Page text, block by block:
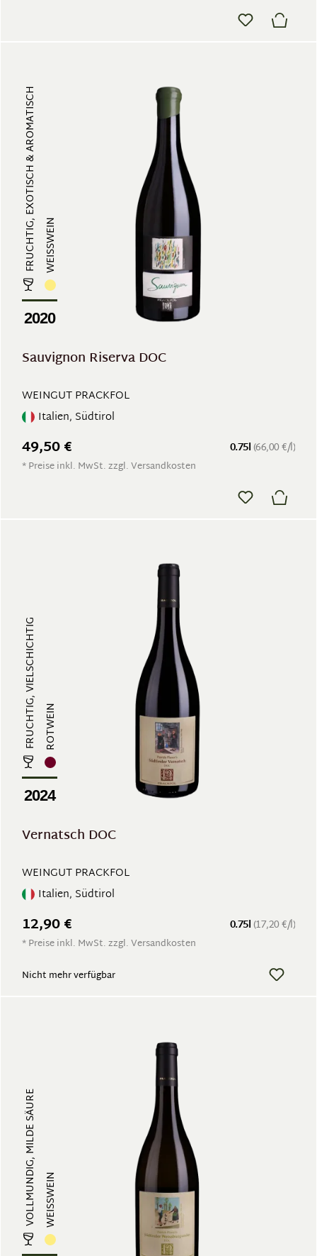
FRUCHTIG, EXOTISCH & AROMATISCH WEISSWEIN
2020
Sauvignon Riserva DOC
WEINGUT PRACKFOL
Italien, Südtirol
0.75l (66,00 €/l)
49,50 €
* Preise inkl. MwSt. zzgl. Versandkosten
FRUCHTIG, VIELSCHICHTIG ROTWEIN
2024
Vernatsch DOC
WEINGUT PRACKFOL
Italien, Südtirol
0.75l (17,20 €/l)
12,90 €
* Preise inkl. MwSt. zzgl. Versandkosten
Nicht mehr verfügbar
VOLLMUNDIG, MILDE SÄURE WEISSWEIN